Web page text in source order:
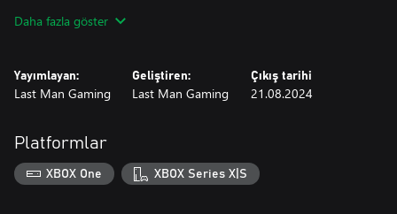
- Çeşitli ortamlar: Park yerlerinden oluşan bir yelpazede gezinin.
Mücadeleye katılın ve nihai park ustası olmak için gerekenlere
Daha fazla göster
Yayımlayan:
Last Man Gaming
Geliştiren:
Last Man Gaming
Çıkış tarihi
21.08.2024
Platformlar
XBOX One XBOX Series X|S